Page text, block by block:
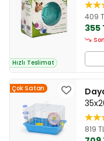
Hızlı Teslimat
409
355
Son
Çok Satan
819